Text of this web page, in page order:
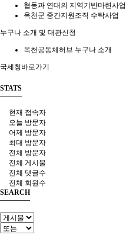
협동과 연대의 지역기반마련사업
옥천군 중간지원조직 수탁사업
누구나 소개 및 대관신청
옥천공동체허브 누구나 소개
국세청바로가기
STATS
현재 접속자
오늘 방문자
어제 방문자
최대 방문자
전체 방문자
전체 게시물
전체 댓글수
전체 회원수
SEARCH